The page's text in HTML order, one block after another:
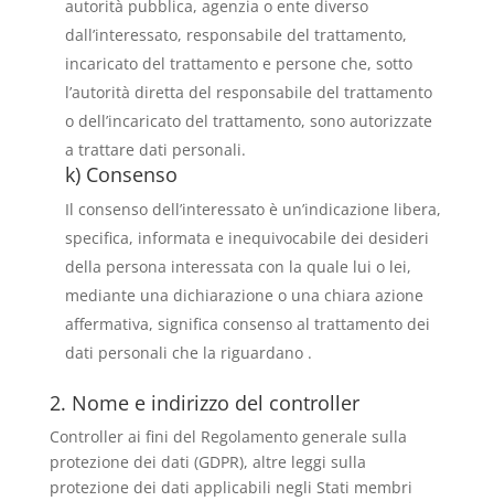
autorità pubblica, agenzia o ente diverso
dall’interessato, responsabile del trattamento,
incaricato del trattamento e persone che, sotto
l’autorità diretta del responsabile del trattamento
o dell’incaricato del trattamento, sono autorizzate
a trattare dati personali.
k) Consenso
Il consenso dell’interessato è un’indicazione libera,
specifica, informata e inequivocabile dei desideri
della persona interessata con la quale lui o lei,
mediante una dichiarazione o una chiara azione
affermativa, significa consenso al trattamento dei
dati personali che la riguardano .
2. Nome e indirizzo del controller
Controller ai fini del Regolamento generale sulla
protezione dei dati (GDPR), altre leggi sulla
protezione dei dati applicabili negli Stati membri